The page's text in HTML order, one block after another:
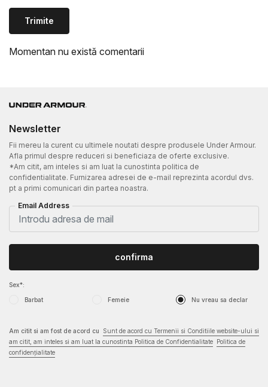
Trimite
Momentan nu există comentarii
Newsletter
Fii mereu la curent cu ultimele noutati despre produsele Under Armour.
Afla primul despre reduceri si beneficiaza de oferte exclusive.
*Am citit, am inteles si am luat la cunostinta politica de
confidentialitate. Furnizarea adresei de e-mail reprezinta acordul dvs.
pt a primi comunicari din partea noastra.
Email Address
Sex*:
Barbat Femeie Nu vreau sa declar
confirma
Am citit si am fost de acord cu
Sunt de acord cu Termenii si Conditiile website-ului si
am citit, am inteles si am luat la cunostinta Politica de Confidentialitate
Politica de
confidențialitate